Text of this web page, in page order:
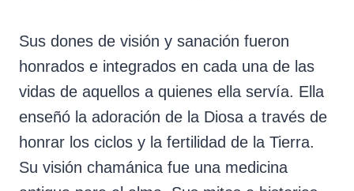
Sus dones de visión y sanación fueron
honrados e integrados en cada una de las
vidas de aquellos a quienes ella servía. Ella
enseñó la adoración de la Diosa a través de
honrar los ciclos y la fertilidad de la Tierra.
Su visión chamánica fue una medicina